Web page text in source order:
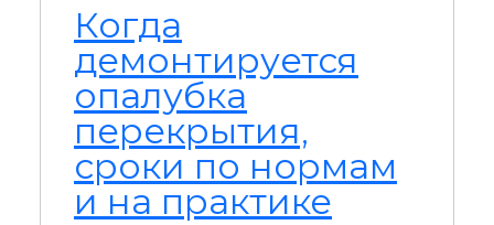
Когда
демонтируется
опалубка
перекрытия,
сроки по нормам
и на практике